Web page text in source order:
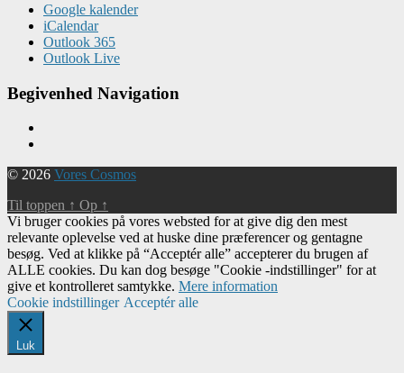
Google kalender
iCalendar
Outlook 365
Outlook Live
Begivenhed Navigation
© 2026 Vores Cosmos
Til toppen ↑ Op ↑
Vi bruger cookies på vores websted for at give dig den mest
relevante oplevelse ved at huske dine præferencer og gentagne
besøg. Ved at klikke på “Acceptér alle” accepterer du brugen af ​​
ALLE cookies. Du kan dog besøge "Cookie -indstillinger" for at
give et kontrolleret samtykke. Mere information
Cookie indstillinger Acceptér alle
Luk